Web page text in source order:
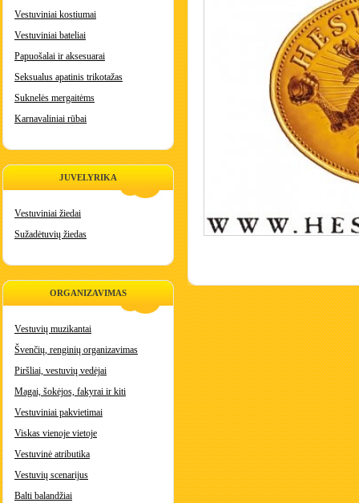
Vestuviniai kostiumai
Vestuviniai bateliai
Papuošalai ir aksesuarai
Seksualus apatinis trikotažas
Suknelės mergaitėms
Karnavaliniai rūbai
JUVELYRIKA
Vestuviniai žiedai
Sužadėtuvių žiedas
ORGANIZAVIMAS
Vestuvių muzikantai
Švenčių, renginių organizavimas
Piršliai, vestuvių vedėjai
Magai, šokėjos, fakyrai ir kiti
Vestuviniai pakvietimai
Viskas vienoje vietoje
Vestuvinė atributika
Vestuvių scenarijus
Balti balandžiai